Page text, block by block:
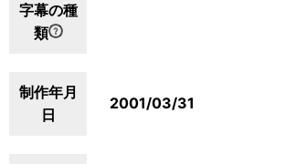
字幕の種
類
制作年月
日
2001/03/31